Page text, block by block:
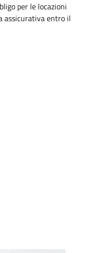
per le locazioni
assicurativa entro il